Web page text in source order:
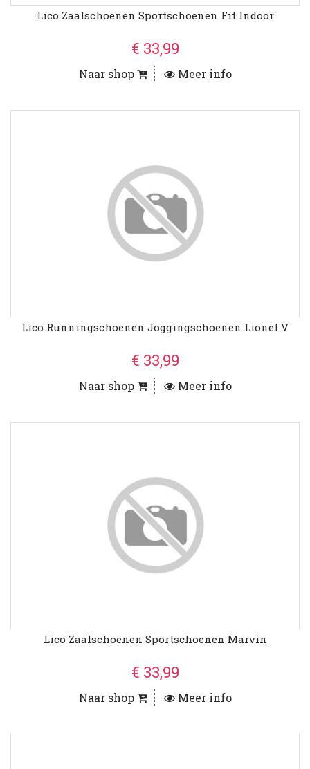
Lico Zaalschoenen Sportschoenen Fit Indoor
€ 33,99
Naar shop Meer info
Lico Runningschoenen Joggingschoenen Lionel V
€ 33,99
Naar shop Meer info
Lico Zaalschoenen Sportschoenen Marvin
€ 33,99
Naar shop Meer info